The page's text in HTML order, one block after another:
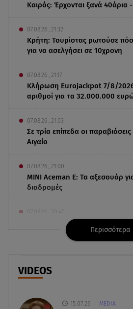
Καιρός: Έρχονται ξανά 40άρια -
07.08.26 , 21:32
Κρήτη: Τουρίστας ρωτούσε
για να ασελγήσει σε 10χρονη
07.08.26 , 21:17
Κλήρωση Eurojackpot 7/8/
αριθμοί για τα 32.000.000
07.08.26 , 21:03
Σε τρία επίπεδα οι
Αιγαίο
07.08.26 , 21:00
MINI Aceman E: Τα αξεσουάρ
διαδρομές
Χανιά: Νεκρή βρέθηκε
αστυνομικούς που την εντόπισαν
Μυστράς: Κρίσιμος για το
χρόνος θανάτου του 90χρονου
07.08.26 , 20:13
Περισσότερα
VIDEOS
15.07.26 MEDIA